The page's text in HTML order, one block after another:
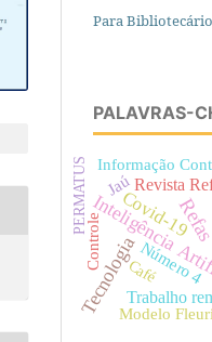
Para
PALAVRAS-
Refas
Inteligência
Tecnologia
Covid-19
Revista
Trabalho
Informação
Jaú
Modelo
Número 4
Controle
PERMATUS
Café